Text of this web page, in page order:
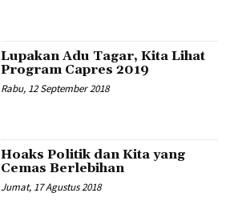
Lupakan Adu Tagar, Kita Lihat
Program Capres 2019
Rabu, 12 September 2018
Hoaks Politik dan Kita yang
Cemas Berlebihan
Jumat, 17 Agustus 2018